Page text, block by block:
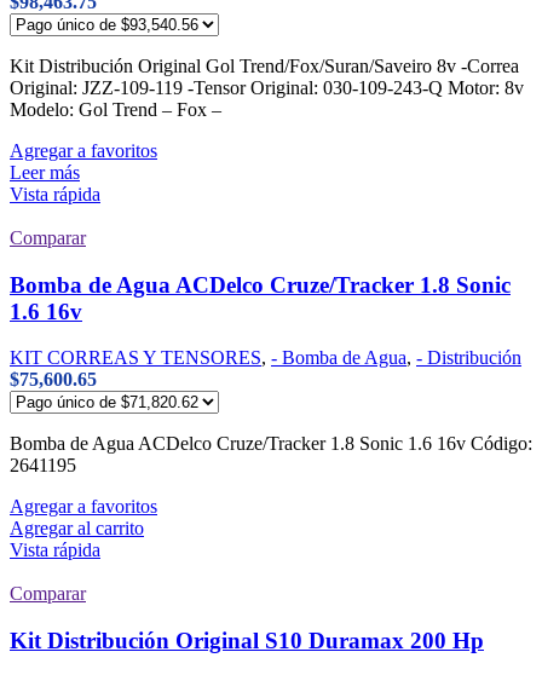
Kit Distribución Original Gol Trend/Fox/Suran/Saveiro 8v -Correa
Original: JZZ-109-119 -Tensor Original: 030-109-243-Q Motor: 8v
Modelo: Gol Trend – Fox –
Agregar a favoritos
Leer más
Vista rápida
Comparar
Bomba de Agua ACDelco Cruze/Tracker 1.8 Sonic
1.6 16v
KIT CORREAS Y TENSORES, - Bomba de Agua, - Distribución
$75,600.65
Bomba de Agua ACDelco Cruze/Tracker 1.8 Sonic 1.6 16v Código:
2641195
Agregar a favoritos
Agregar al carrito
Vista rápida
Comparar
Kit Distribución Original S10 Duramax 200 Hp